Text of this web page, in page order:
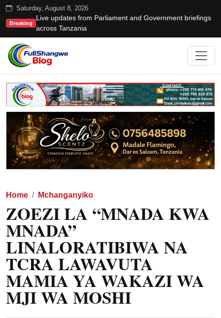
Saturday, August 8, 2026
Breaking
Live updates from Parliament and Government briefings
across Tanzania
Home Mchanganyiko
ZOEZI LA “MNADA KWA
MNADA”
LINALORATIBIWA NA
TCRA LAWAVUTA
MAMIA YA WAKAZI WA
MJI WA MOSHI